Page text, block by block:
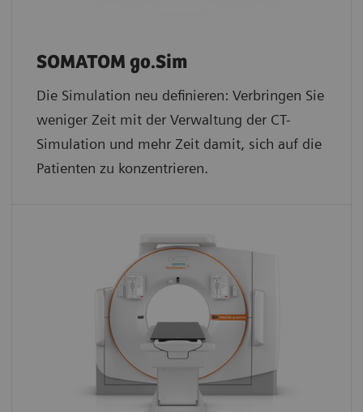
SOMATOM go.Sim
Die Simulation neu definieren: Verbringen Sie
weniger Zeit mit der Verwaltung der CT-
Simulation und mehr Zeit damit, sich auf die
Patienten zu konzentrieren.